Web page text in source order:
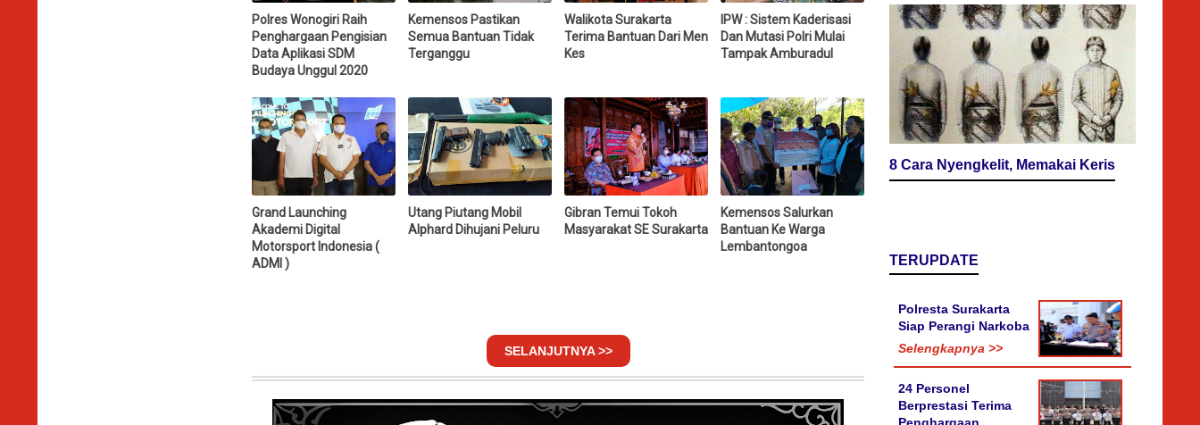
Polres Wonogiri Raih
Penghargaan Pengisian
Data Aplikasi SDM
Budaya Unggul 2020
Kemensos Pastikan
Semua Bantuan Tidak
Terganggu
Walikota Surakarta
Terima Bantuan Dari Men
Kes
IPW : Sistem Kaderisasi
Dan Mutasi Polri Mulai
Tampak Amburadul
Grand Launching
Akademi Digital
Motorsport Indonesia (
ADMI )
Utang Piutang Mobil
Alphard Dihujani Peluru
Gibran Temui Tokoh
Masyarakat SE Surakarta
Kemensos Salurkan
Bantuan Ke Warga
Lembantongoa
SELANJUTNYA >>
8 Cara Nyengkelit, Memakai Keris
TERUPDATE
Polresta Surakarta
Siap Perangi Narkoba
Selengkapnya >>
24 Personel
Berprestasi Terima
Penghargaan,